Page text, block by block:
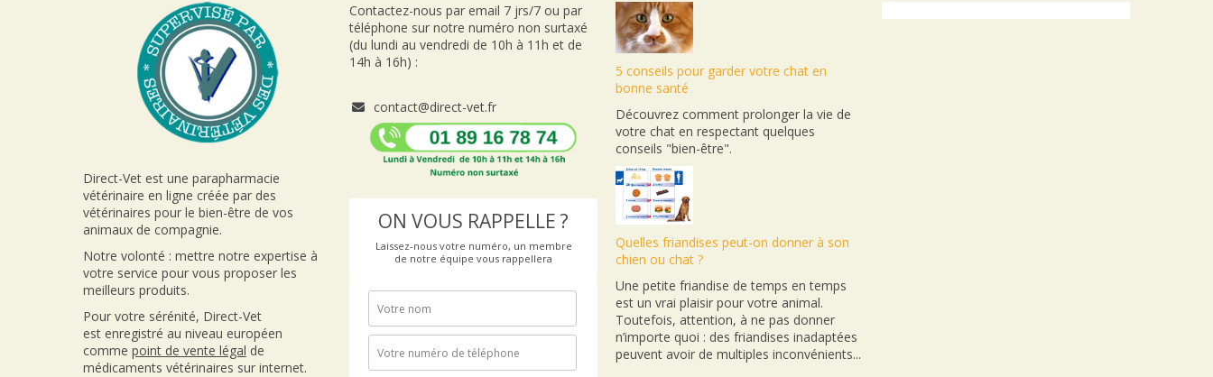
Direct-Vet est une parapharmacie
vétérinaire en ligne créée par des
vétérinaires pour le bien-être de vos
animaux de compagnie.
Notre volonté : mettre notre expertise à
votre service pour vous proposer les
meilleurs produits.
Pour votre sérénité, Direct-Vet
est enregistré au niveau européen
comme point de vente légal de
médicaments vétérinaires sur internet.
Contactez-nous par email 7 jrs/7 ou par
téléphone sur notre numéro non surtaxé
(du lundi au vendredi de 10h à 11h et de
14h à 16h) :
contact@direct-vet.fr
ON VOUS RAPPELLE ?
Laissez-nous votre numéro, un membre
de notre équipe vous rappellera
5 conseils pour garder votre chat en
bonne santé
Découvrez comment prolonger la vie de
votre chat en respectant quelques
conseils "bien-être".
Quelles friandises peut-on donner à son
chien ou chat ?
Une petite friandise de temps en temps
est un vrai plaisir pour votre animal.
Toutefois, attention, à ne pas donner
n’importe quoi : des friandises inadaptées
peuvent avoir de multiples inconvénients...